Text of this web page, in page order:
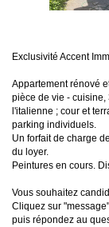
Exclusivité Accent
Appartement rénové
pièce de vie -
l'italienne ; cour et
parking individuels.
Un forfait de charge
du loyer.
Peintures en cours.
Vous souhaitez
Cliquez sur
puis répondez au